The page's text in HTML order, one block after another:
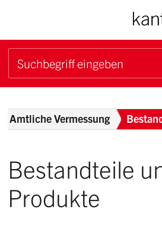
Navigieren im
Schnellnavigation
Suchbegriff
Amtliche Vermessung
Bestandteile
Produkte